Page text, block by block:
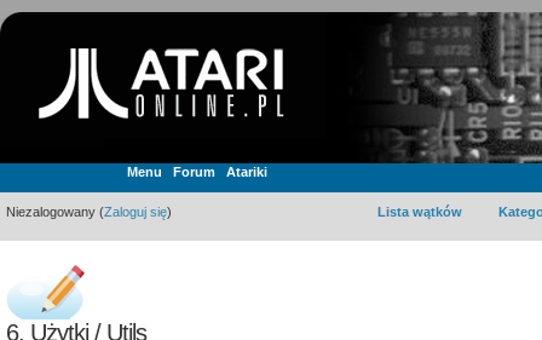
Menu Forum Atariki
Niezalogowany (Zaloguj się) Lista wątków
6. Użytki / Utils